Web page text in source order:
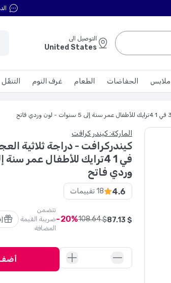
التوصيل الى
United States
التنقّل غرف النوم الطعام الحفاضات ملابس
الماركة: كيندر كرافت
وردي فاتح
4.6
18تقييمات
$
87.13
20 $
108.64
تتضمن
ضريبة القيمة
المضافة
أضف